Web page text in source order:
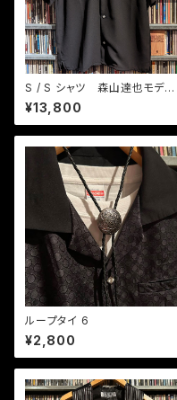
S / S シャツ 森山達也モデ
ル ヒビヤナイト BK / GYラメ
¥13,800
ループタイ 6
¥2,800